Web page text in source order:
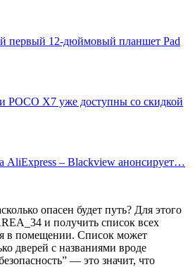
первый 12-дюймовый планшет Pad
POCO X7 уже доступны со скидкой
AliExpress – Blackview анонсирует…
опасен будет путь? Для этого
и получить список всех
в помещении. Список может
дверей с названиями вроде
— это значит, что